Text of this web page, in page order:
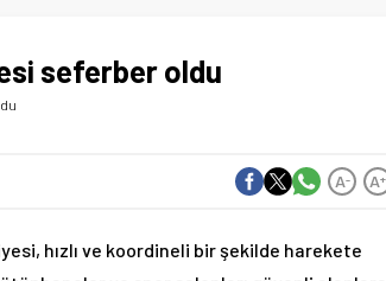
seferber oldu
A+
A-
hızlı ve koordineli bir şekilde harekete